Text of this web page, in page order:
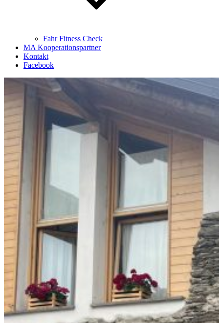
Fahr Fitness Check
MA Kooperationspartner
Kontakt
Facebook